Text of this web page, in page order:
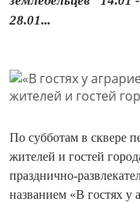
28.01...
По субботам в сквере
жителей и гостей
празднично-
названием «В гостях у